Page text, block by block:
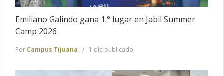
Emiliano Galindo gana 1.° lugar en Jabil Summer
Camp 2026
Por Campus Tijuana 1 día publicado